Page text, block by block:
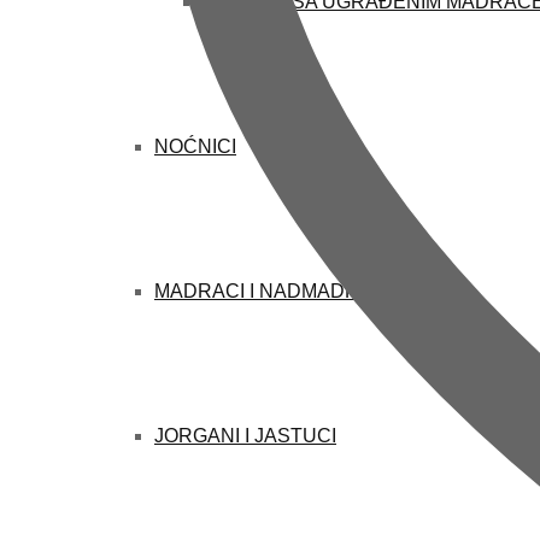
NOĆNICI
MADRACI I NADMADRACI
JORGANI I JASTUCI